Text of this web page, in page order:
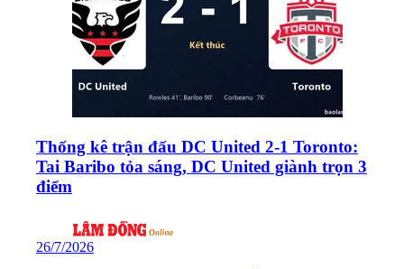
Thống kê trận đấu DC United 2-1 Toronto:
Tai Baribo tỏa sáng, DC United giành trọn 3
điểm
26/7/2026